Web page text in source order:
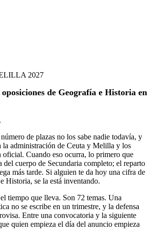
2027
de Geografía e Historia en
de plazas no los sabe nadie todavía, y
administración de Ceuta y Melilla y los
oficial. Cuando eso ocurra, lo primero que
del cuerpo de Secundaria completo; el reparto
más tarde. Si alguien te da hoy una cifra de
Historia, se la está inventando.
tiempo que lleva. Son 72 temas. Una
no se escribe en un trimestre, y la defensa
Entre una convocatoria y la siguiente
quien empieza el día del anuncio empieza